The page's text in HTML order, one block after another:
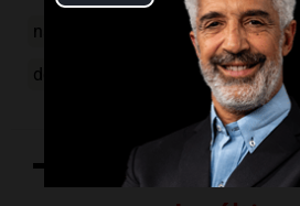
Video
narcotráfico Rosario Santa Fe
delito registro bandas